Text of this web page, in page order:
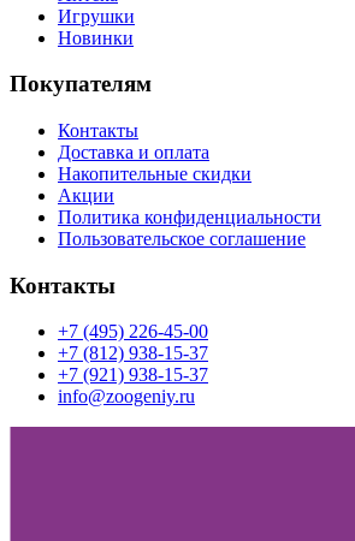
Игрушки
Новинки
Покупателям
Контакты
Доставка и оплата
Накопительные скидки
Акции
Политика конфиденциальности
Пользовательское соглашение
Контакты
+7 (495) 226-45-00
+7 (812) 938-15-37
+7 (921) 938-15-37
info@zoogeniy.ru